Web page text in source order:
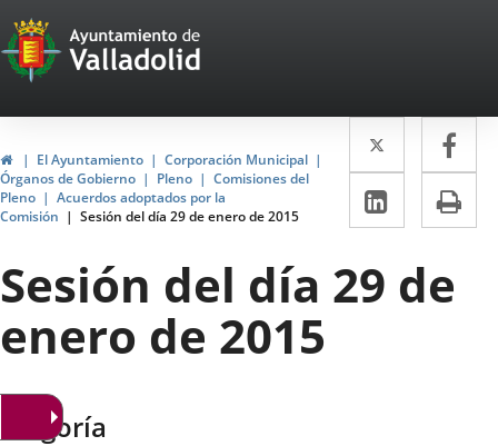
Portal
Web
del
Ayuntamiento
de
Valladolid
HomeEl Ayuntamiento
Corporación Municipal
Órganos de Gobierno
Pleno
Comisiones del
Pleno
Acuerdos adoptados por la
Comisión
Sesión del día 29 de enero de 2015
Twitter
Enlace
a
una
externa.
a
Linkedin
Enlace
a
una
Sesión del día 29 de
enero de 2015